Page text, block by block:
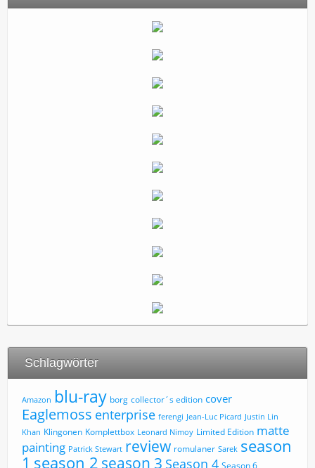
Schlagwörter
Amazon blu-ray borg collector´s edition cover
Eaglemoss enterprise ferengi Jean-Luc Picard Justin Lin
Khan Klingonen Komplettbox Leonard Nimoy Limited Edition matte
painting Patrick Stewart review romulaner Sarek season
1 season 2 season 3 Season 4 Season 6